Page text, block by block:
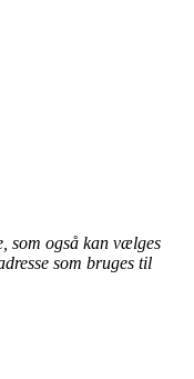
som også kan vælges
som bruges til